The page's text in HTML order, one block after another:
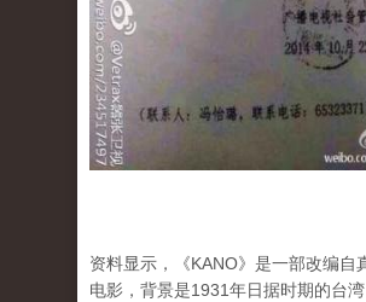
资料显示，《KANO》是一部改编自
电影，背景是1931年日据时期的台